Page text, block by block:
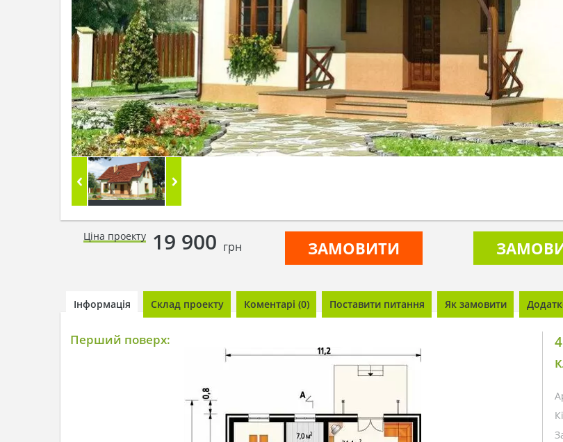
Ціна проекту 19 900 грн ЗАМОВИТИ
Інформація Склад проекту Коментарі (0) Поставити питання Як замовити
Перший поверх: